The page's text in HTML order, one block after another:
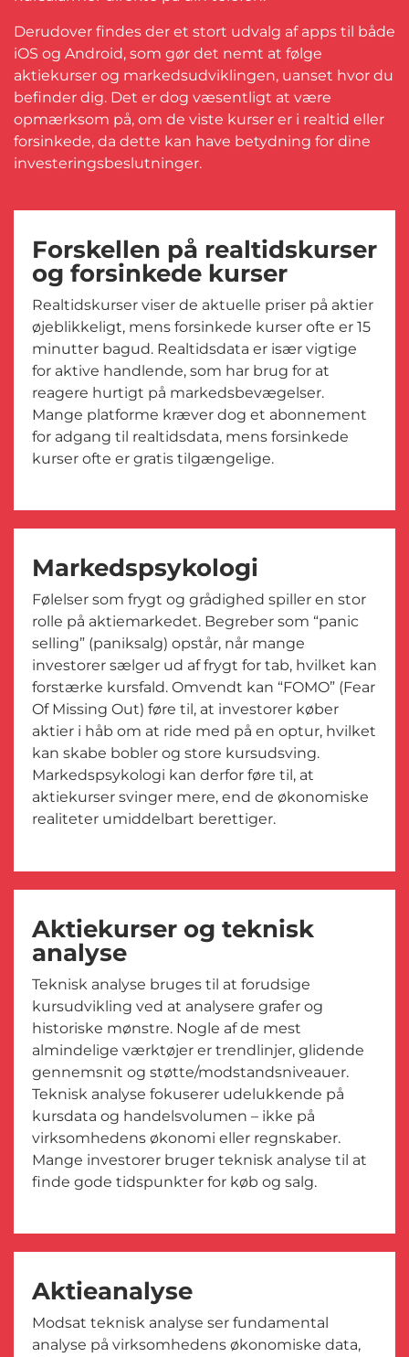
Derudover findes der et stort udvalg af apps til både
iOS og Android, som gør det nemt at følge
aktiekurser og markedsudviklingen, uanset hvor du
befinder dig. Det er dog væsentligt at være
opmærksom på, om de viste kurser er i realtid eller
forsinkede, da dette kan have betydning for dine
investeringsbeslutninger.
Forskellen på realtidskurser
og forsinkede kurser
Realtidskurser viser de aktuelle priser på aktier
øjeblikkeligt, mens forsinkede kurser ofte er 15
minutter bagud. Realtidsdata er især vigtige
for aktive handlende, som har brug for at
reagere hurtigt på markedsbevægelser.
Mange platforme kræver dog et abonnement
for adgang til realtidsdata, mens forsinkede
kurser ofte er gratis tilgængelige.
Markedspsykologi
Følelser som frygt og grådighed spiller en stor
rolle på aktiemarkedet. Begreber som “panic
selling” (paniksalg) opstår, når mange
investorer sælger ud af frygt for tab, hvilket kan
forstærke kursfald. Omvendt kan “FOMO” (Fear
Of Missing Out) føre til, at investorer køber
aktier i håb om at ride med på en optur, hvilket
kan skabe bobler og store kursudsving.
Markedspsykologi kan derfor føre til, at
aktiekurser svinger mere, end de økonomiske
realiteter umiddelbart berettiger.
Aktiekurser og teknisk
analyse
Teknisk analyse bruges til at forudsige
kursudvikling ved at analysere grafer og
historiske mønstre. Nogle af de mest
almindelige værktøjer er trendlinjer, glidende
gennemsnit og støtte/modstandsniveauer.
Teknisk analyse fokuserer udelukkende på
kursdata og handelsvolumen – ikke på
virksomhedens økonomi eller regnskaber.
Mange investorer bruger teknisk analyse til at
finde gode tidspunkter for køb og salg.
Aktieanalyse
Modsat teknisk analyse ser fundamental
analyse på virksomhedens økonomiske data,